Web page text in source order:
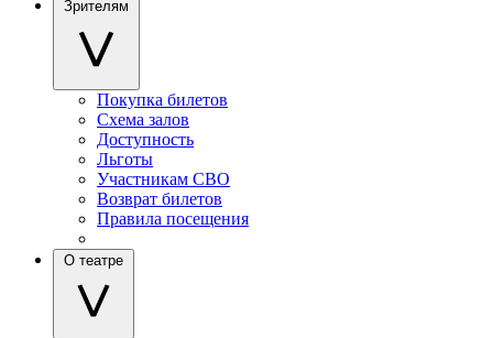
Зрителям
Покупка билетов
Схема залов
Доступность
Льготы
Участникам СВО
Возврат билетов
Правила посещения
О театре